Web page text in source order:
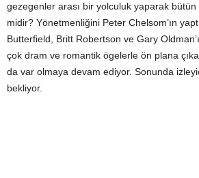
gezegenler arası bir yolculuk yaparak bütün
midir? Yönetmenliğini Peter Chelsom’ın
Butterfield, Britt Robertson ve Gary
çok dram ve romantik ögelerle ön plana
da var olmaya devam ediyor. Sonunda
bekliyor.